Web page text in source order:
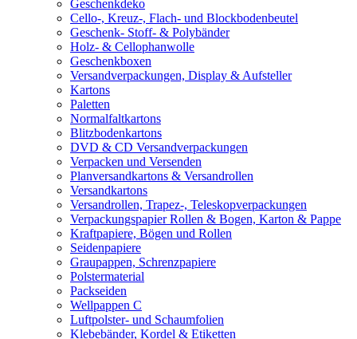
Geschenkdeko
Cello-, Kreuz-, Flach- und Blockbodenbeutel
Geschenk- Stoff- & Polybänder
Holz- & Cellophanwolle
Geschenkboxen
Versandverpackungen, Display & Aufsteller
Kartons
Paletten
Normalfaltkartons
Blitzbodenkartons
DVD & CD Versandverpackungen
Verpacken und Versenden
Planversandkartons & Versandrollen
Versandkartons
Versandrollen, Trapez-, Teleskopverpackungen
Verpackungspapier Rollen & Bogen, Karton & Pappe
Kraftpapiere, Bögen und Rollen
Seidenpapiere
Graupappen, Schrenzpapiere
Polstermaterial
Packseiden
Wellpappen C
Luftpolster- und Schaumfolien
Klebebänder, Kordel & Etiketten